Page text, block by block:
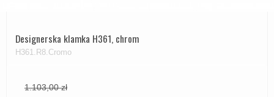
Designerska klamka H361, chrom
H361.R8.Cromo
1.103,00 zł